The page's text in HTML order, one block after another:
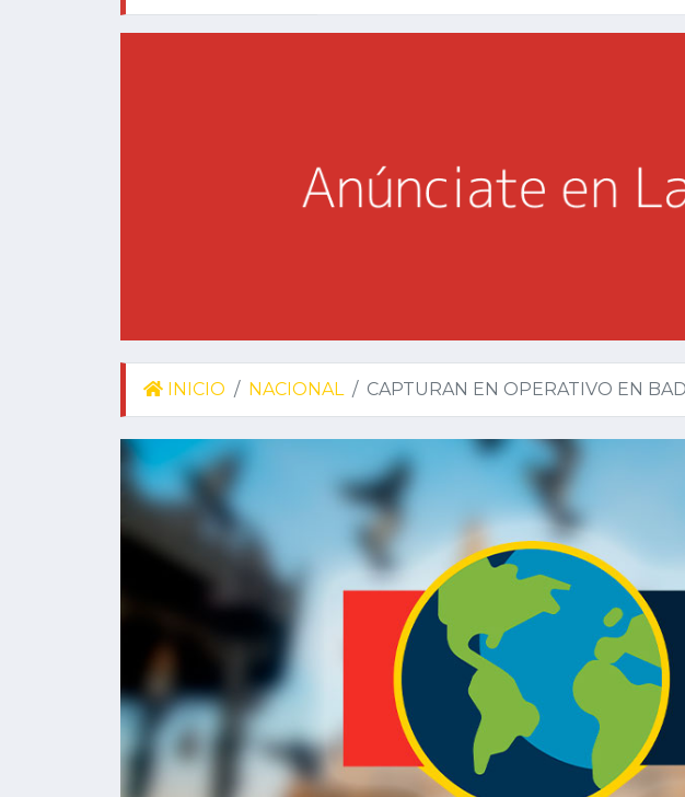
INICIO NACIONAL CAPTURAN EN OPERATIVO EN